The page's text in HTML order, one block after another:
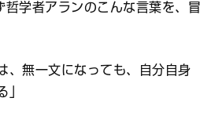
学者アランのこんな言葉を、冒
無一文になっても、自分自身
」